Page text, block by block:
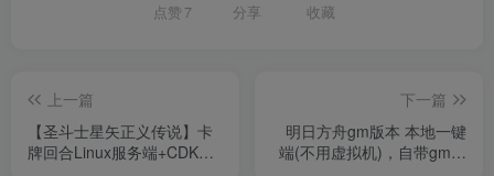
点赞 7 分享 收藏
上一篇
【圣斗士星矢正义传说】卡
牌回合Linux服务端+CDK授
下一篇
明日方舟gm版本 本地一键
端(不用虚拟机)，自带gm后